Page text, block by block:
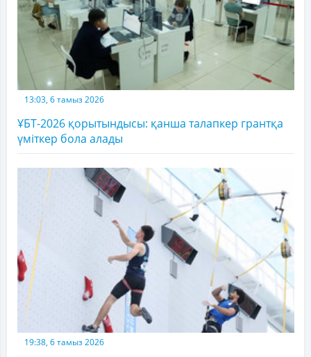
13:03, 6 тамыз 2026
ҰБТ-2026 қорытындысы: қанша талапкер грантқа
үміткер бола алады
19:38, 6 тамыз 2026